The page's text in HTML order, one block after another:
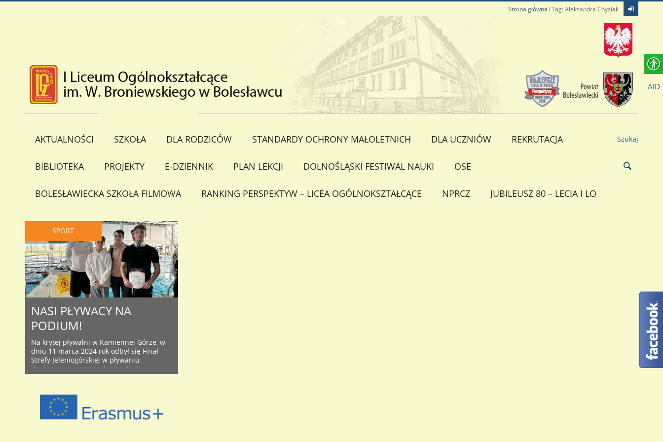
Strona główna Tag: Aleksandra Chyziak
AKTUALNOŚCI SZKOŁA DLA RODZICÓW STANDARDY OCHRONY MAŁOLETNICH DLA UCZNIÓW REKRUTACJA
BIBLIOTEKA PROJEKTY E-DZIENNIK PLAN LEKCJI DOLNOŚLĄSKI FESTIWAL NAUKI OSE
BOLESŁAWIECKA SZKOŁA FILMOWA RANKING PERSPEKTYW – LICEA OGÓLNOKSZTAŁCĄCE NPRCZ JUBILEUSZ 80 – LECIA I LO
Szukaj
SPORT
NASI PŁYWACY NA
PODIUM!
Na krytej pływalni w Kamiennej Górze, w
dniu 11 marca 2024 rok odbył się Finał
Strefy Jeleniogórskiej w pływaniu
drużynowym w ramach Licealiady
100 m w stylu dowolnym, 100 m
grzbietowym, 100 m klasycznym oraz
motylkowym 50m. Obie reprezentacje
naszej szkoły, wywalczyły złote medale i
AID